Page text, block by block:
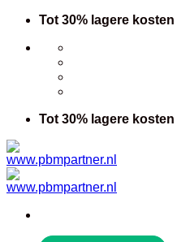
inhoud
Tot 30% lagere kosten
Tot 30% lagere kosten